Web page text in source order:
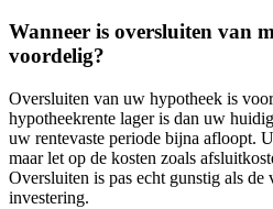
Wanneer is oversluiten van
voordelig?
Oversluiten van uw hypotheek is
hypotheekrente lager is dan uw
uw rentevaste periode bijna afloopt.
maar let op de kosten zoals
Oversluiten is pas echt gunstig als
investering.